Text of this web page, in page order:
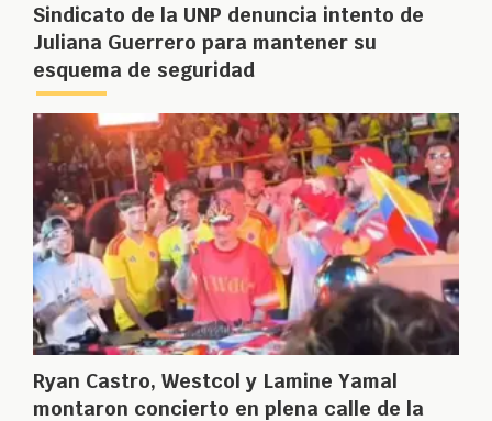
Sindicato de la UNP denuncia intento de
Juliana Guerrero para mantener su
esquema de seguridad
Ryan Castro, Westcol y Lamine Yamal
montaron concierto en plena calle de la